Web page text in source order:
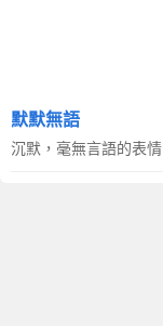
默默無語
沉默，毫無言語的表情